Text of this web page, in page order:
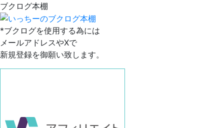
ブクログ本棚
*ブクログを使用する為には
メールアドレスやXで
新規登録を御願い致します。